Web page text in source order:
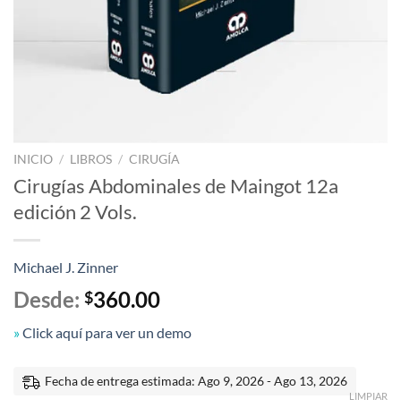
INICIO / LIBROS / CIRUGÍA
Cirugías Abdominales de Maingot 12a
edición 2 Vols.
Michael J. Zinner
Desde: $360.00
»Click aquí para ver un demo
Fecha de entrega estimada: Ago 9, 2026 - Ago 13, 2026
LIMPIAR